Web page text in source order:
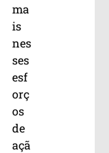
ma
is
nes
ses
esf
orç
os
de
açã